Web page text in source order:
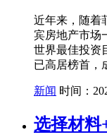
近年来，随着
宾房地产市场
世界最佳投资
已高居榜首，
新闻 时间：
选择材料